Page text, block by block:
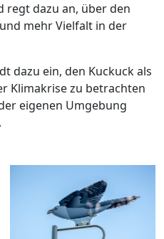
regt dazu an, über den
mehr Vielfalt in der
dazu ein, den Kuckuck als
Klimakrise zu betrachten
eigenen Umgebung